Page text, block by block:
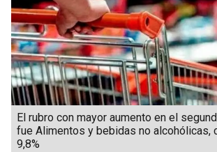
El rubro con mayor aumento en el
fue Alimentos y bebidas no alcohólicas,
9,8%